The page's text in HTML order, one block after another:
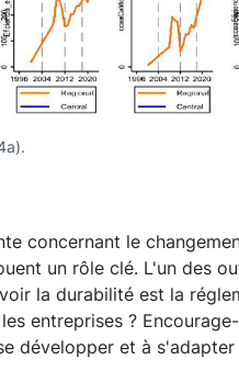
concernant le
un rôle clé. L'un des
la durabilité est la
entreprises ?
développer et à s'adapter